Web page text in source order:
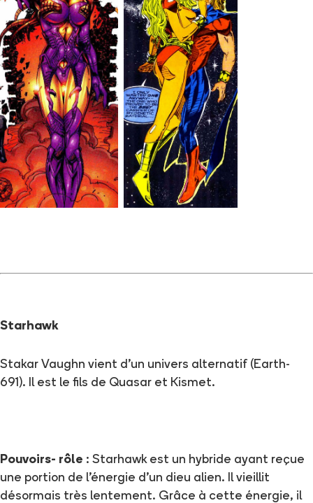
Starhawk
Stakar Vaughn vient d'un univers alternatif (Earth-
691). Il est le fils de Quasar et Kismet.
Pouvoirs- rôle : Starhawk est un hybride ayant reçue
une portion de l'énergie d'un dieu alien. Il vieillit
désormais très lentement. Grâce à cette énergie, il